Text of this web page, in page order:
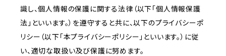
識し、個人情報の保護に関する法律（以下「個人情報保護
法」といいます。）を遵守すると共に、以下のプライバシーポ
リシー（以下「本プライバシーポリシー」といいます。）に従
い、適切な取扱い及び保護に努めます。